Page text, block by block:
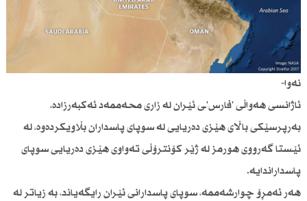
نەوا-
ئاژانسی هەواڵی 'فارس'ـی ئێران لە زاری محەممەد ئەكبەرزادە،
بەرپرسێكی باڵای هێزی دەریایی لە سوپای پاسداران بڵاویكردەوە، لە
ئێستا گەرووی هورمز لە ژێر كۆنترۆڵی تەواوی هێزی دەریایی سوپای
پاسداراندایە.
هەر ئەمڕۆ چوارشەممە، سوپای پاسدارانی ئێران رایگەیاند، بە زیاتر لە